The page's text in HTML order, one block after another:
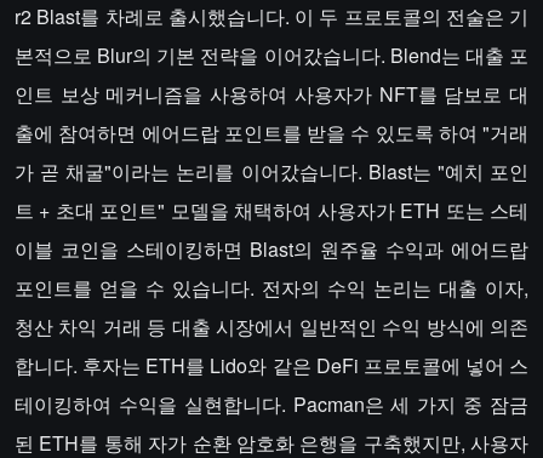
r2 Blast를 차례로 출시했습니다. 이 두 프로토콜의 전술은 기
본적으로 Blur의 기본 전략을 이어갔습니다. Blend는 대출 포
인트 보상 메커니즘을 사용하여 사용자가 NFT를 담보로 대
출에 참여하면 에어드랍 포인트를 받을 수 있도록 하여 "거래
가 곧 채굴"이라는 논리를 이어갔습니다. Blast는 "예치 포인
트 + 초대 포인트" 모델을 채택하여 사용자가 ETH 또는 스테
이블 코인을 스테이킹하면 Blast의 원주율 수익과 에어드랍
포인트를 얻을 수 있습니다. 전자의 수익 논리는 대출 이자,
청산 차익 거래 등 대출 시장에서 일반적인 수익 방식에 의존
합니다. 후자는 ETH를 Lido와 같은 DeFi 프로토콜에 넣어 스
테이킹하여 수익을 실현합니다. Pacman은 세 가지 중 잠금
된 ETH를 통해 자가 순환 암호화 은행을 구축했지만, 사용자